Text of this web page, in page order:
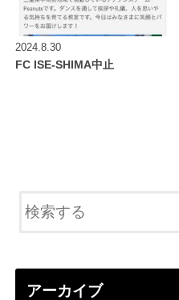
2024.8.30
FC ISE-SHIMA中止
アーカイブ